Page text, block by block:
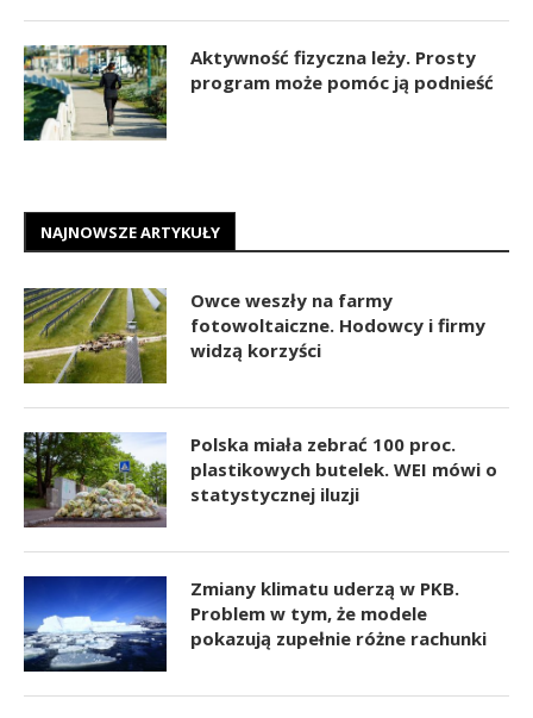
Aktywność fizyczna leży. Prosty
program może pomóc ją podnieść
NAJNOWSZE ARTYKUŁY
Owce weszły na farmy
fotowoltaiczne. Hodowcy i firmy
widzą korzyści
Polska miała zebrać 100 proc.
plastikowych butelek. WEI mówi o
statystycznej iluzji
Zmiany klimatu uderzą w PKB.
Problem w tym, że modele
pokazują zupełnie różne rachunki